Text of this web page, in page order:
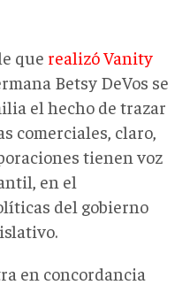
que realizó Vanity
Betsy DeVos se
el hecho de trazar
comerciales, claro,
tienen voz
en el
del gobierno
en concordancia